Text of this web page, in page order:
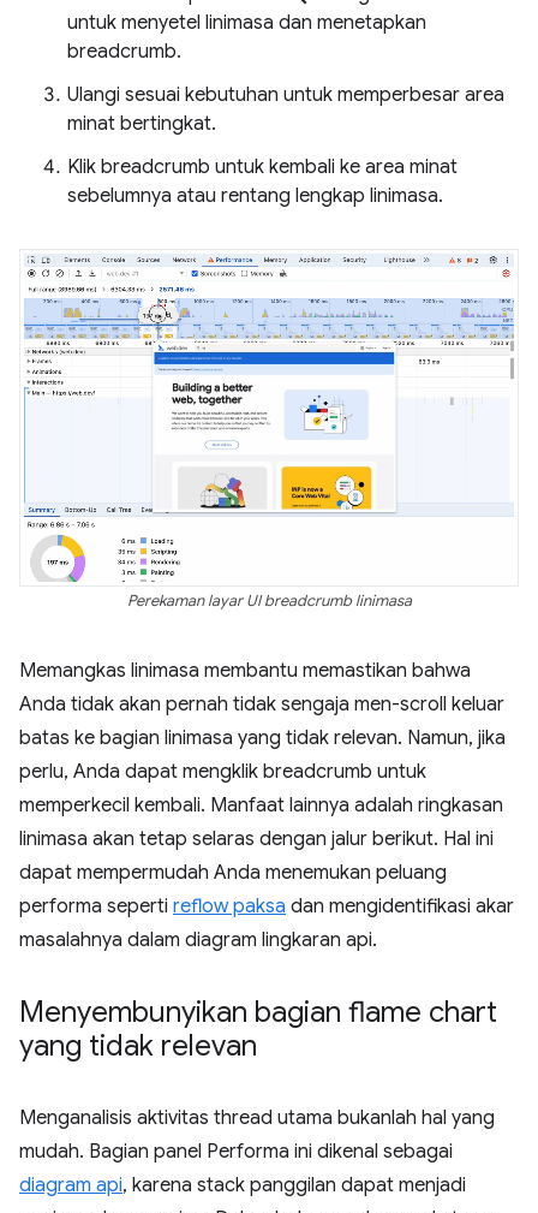
untuk menyetel linimasa dan menetapkan
breadcrumb.
Ulangi sesuai kebutuhan untuk memperbesar area
minat bertingkat.
Klik breadcrumb untuk kembali ke area minat
sebelumnya atau rentang lengkap linimasa.
Perekaman layar UI breadcrumb linimasa
Memangkas linimasa membantu memastikan bahwa
Anda tidak akan pernah tidak sengaja men-scroll keluar
batas ke bagian linimasa yang tidak relevan. Namun, jika
perlu, Anda dapat mengklik breadcrumb untuk
memperkecil kembali. Manfaat lainnya adalah ringkasan
linimasa akan tetap selaras dengan jalur berikut. Hal ini
dapat mempermudah Anda menemukan peluang
performa seperti reflow paksa dan mengidentifikasi akar
masalahnya dalam diagram lingkaran api.
Menyembunyikan bagian flame chart
yang tidak relevan
Menganalisis aktivitas thread utama bukanlah hal yang
mudah. Bagian panel Performa ini dikenal sebagai
diagram api, karena stack panggilan dapat menjadi